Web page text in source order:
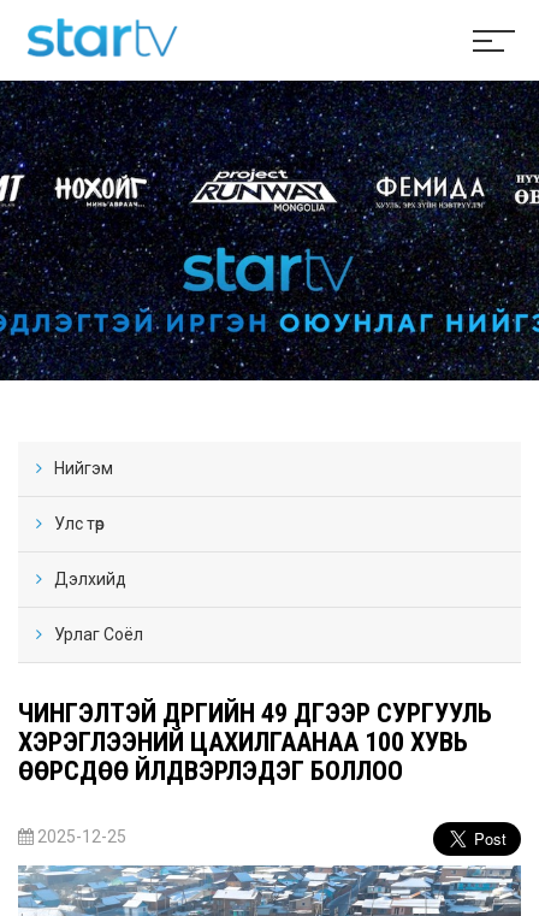
Нийгэм
Улс төр
Дэлхийд
Урлаг Соёл
ЧИНГЭЛТЭЙ ДҮҮРГИЙН 49 ДҮГЭЭР СУРГУУЛЬ
ХЭРЭГЛЭЭНИЙ ЦАХИЛГААНАА 100 ХУВЬ
ӨӨРСДӨӨ ҮЙЛДВЭРЛЭДЭГ БОЛЛОО
2025-12-25